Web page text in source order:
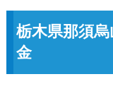
栃木県那須
金